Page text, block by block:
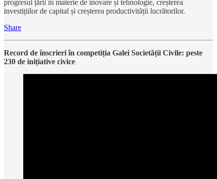
progresul țării în materie de inovare și tehnologie, creșterea
investițiilor de capital și creșterea productivității lucrătorilor.
Share
Record de înscrieri în competiția Galei Societății Civile: peste
230 de inițiative civice